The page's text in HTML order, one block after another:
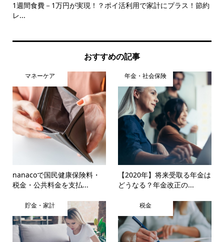
1週間食費－1万円が実現！？ポイ活利用で家計にプラス！節約
レ...
おすすめの記事
マネーケア
nanacoで国民健康保険料・
税金・公共料金を支払...
年金・社会保険
【2020年】将来受取る年金は
どうなる？年金改正の...
貯金・家計 税金